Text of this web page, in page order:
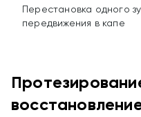
Перестановка одного
передвижения в капе